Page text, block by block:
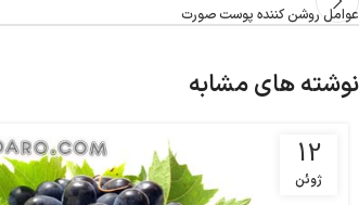
عوامل روشن کننده پوست صورت
نوشته های مشابه
12
ژوئن